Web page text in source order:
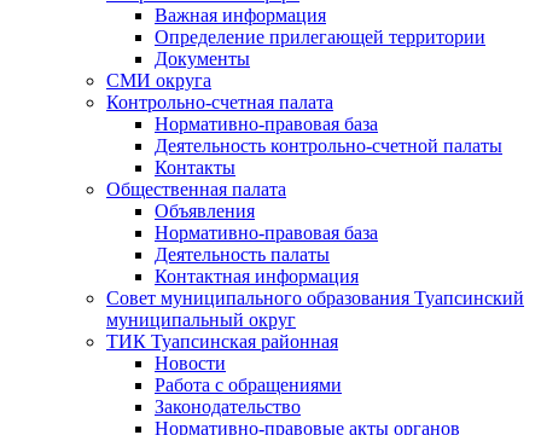
Важная информация
Определение прилегающей территории
Документы
СМИ округа
Контрольно-счетная палата
Нормативно-правовая база
Деятельность контрольно-счетной палаты
Контакты
Общественная палата
Объявления
Нормативно-правовая база
Деятельность палаты
Контактная информация
Совет муниципального образования Туапсинский
муниципальный округ
ТИК Туапсинская районная
Новости
Работа с обращениями
Законодательство
Нормативно-правовые акты органов